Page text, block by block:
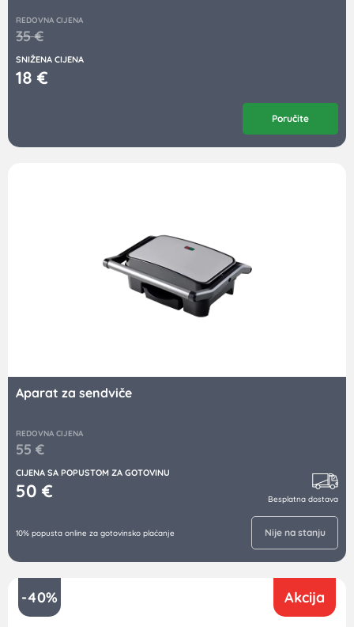
REDOVNA CIJENA
35€
SNIŽENA CIJENA
18 €
Poručite
Aparat za sendviče
REDOVNA CIJENA
55 €
CIJENA SA POPUSTOM ZA GOTOVINU
50 € Besplatna dostava
10% popusta online za gotovinsko plaćanje Nije na stanju
-40% Akcija